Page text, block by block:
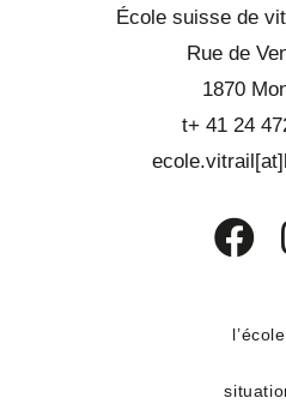
École suisse de
Rue de
1870
t+ 41 24
un
onglet
l’école